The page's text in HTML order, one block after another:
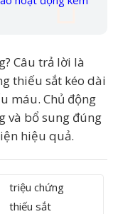
Câu trả lời là
thiếu sắt kéo dài
máu. Chủ động
và bổ sung đúng
hiệu quả.
triệu chứng
thiếu sắt